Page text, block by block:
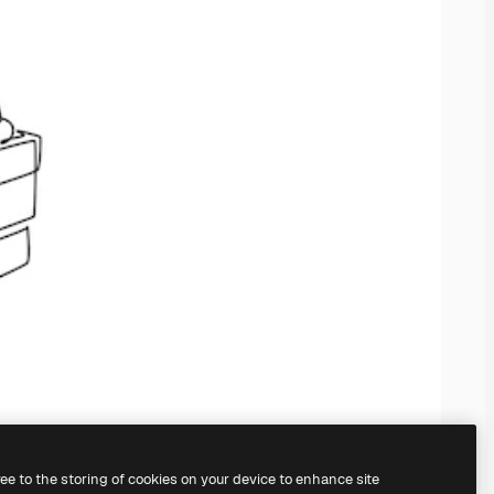
to the storing of cookies on your device to enhance site